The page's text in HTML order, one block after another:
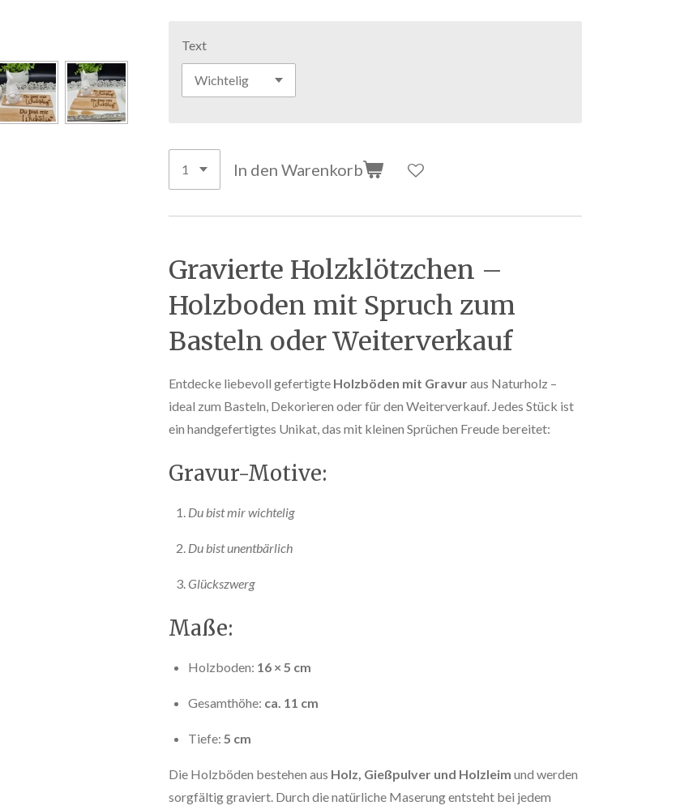
Text
In den Warenkorb
Gravierte Holzklötzchen –
Holzboden mit Spruch zum
Basteln oder Weiterverkauf
Entdecke liebevoll gefertigte Holzböden mit Gravuraus Naturholz –
ideal zum Basteln, Dekorieren oder für den Weiterverkauf. Jedes Stück ist
ein handgefertigtes Unikat, das mit kleinen Sprüchen Freude bereitet:
Gravur-Motive:
Du bist mir wichtelig
Du bist unentbärlich
Glückszwerg
Maße:
Holzboden: 16 × 5 cm
Gesamthöhe: ca. 11 cm
Tiefe: 5 cm
Die Holzböden bestehen aus Holz, Gießpulver und Holzleim und werden
sorgfältig graviert. Durch die natürliche Maserung entsteht bei jedem